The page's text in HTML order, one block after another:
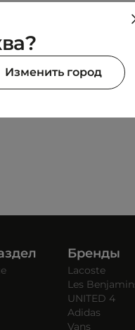
4
M HOODIE
Бренды
Lacoste
Les
UNITED 4
Adidas
Vans
Изменить город